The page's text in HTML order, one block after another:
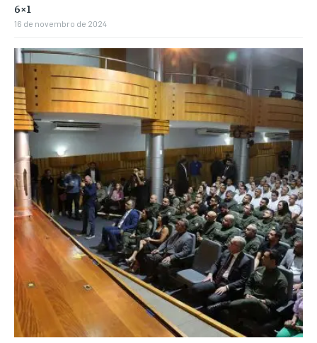
6×1
16 de novembro de 2024